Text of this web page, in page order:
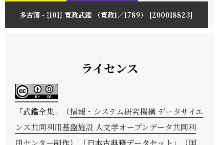
多古藩 - {101} 寛政武鑑 （寛政1／1789） [200018823]
ライセンス
「武鑑全集 」（情報・システム研究機構 データサイエ
ンス共同利用基盤施設 人文学オープンデータ共同利